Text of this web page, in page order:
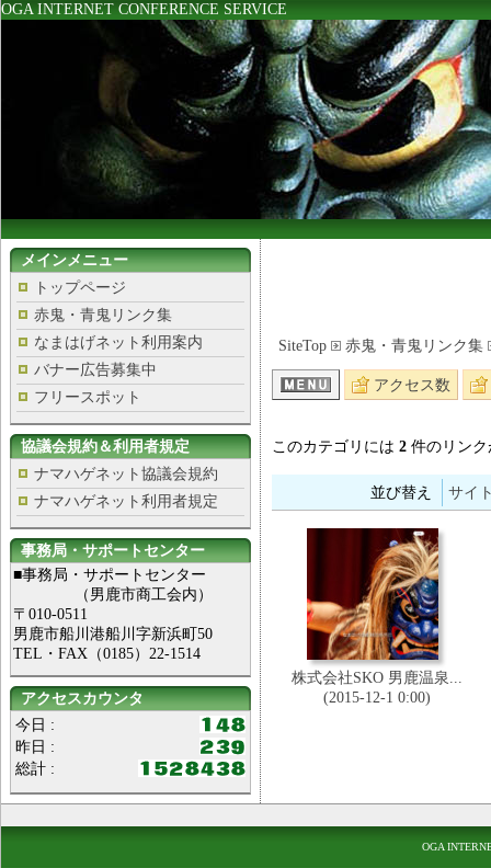
OGA INTERNET CONFERENCE SERVICE
メインメニュー
トップページ
赤鬼・青鬼リンク集
なまはげネット利用案内
バナー広告募集中
フリースポット
協議会規約＆利用者規定
ナマハゲネット協議会規約
ナマハゲネット利用者規定
事務局・サポートセンター
■事務局・サポートセンター
（男鹿市商工会内）
〒010-0511
男鹿市船川港船川字新浜町50
TEL・FAX（0185）22-1514
アクセスカウンタ
今日 :
昨日 :
総計 :
SiteTop 赤鬼・青鬼リンク集
アクセス数
このカテゴリには 2 件のリン
並び替え サイ
株式会社SKO 男鹿温泉...
(2015-12-1 0:00)
OGA